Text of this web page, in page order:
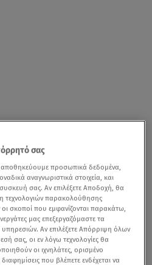
σας
αποθηκεύουμε προσωπικά δεδομένα,
αναγνωριστικά στοιχεία, και
σας. Αν επιλέξετε Αποδοχή, θα
τεχνολογιών παρακολούθησης
σκοποί που εμφανίζονται παρακάτω,
μας επεξεργαζόμαστε τα
Αν επιλέξετε Απόρριψη όλων
σας, οι εν λόγω τεχνολογίες θα
οι ιχνηλάτες, ορισμένο
που βλέπετε ενδέχεται να